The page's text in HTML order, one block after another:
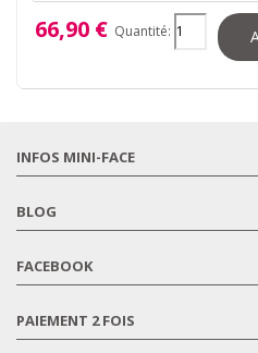
66,90 € Quantité:
INFOS MINI-FACE
BLOG
FACEBOOK
PAIEMENT 2 FOIS